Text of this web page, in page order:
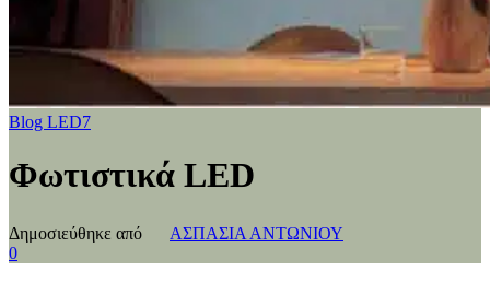
Blog LED7
Φωτιστικά LED
Δημοσιεύθηκε από
ΑΣΠΑΣΙΑ ΑΝΤΩΝΙΟΥ
0